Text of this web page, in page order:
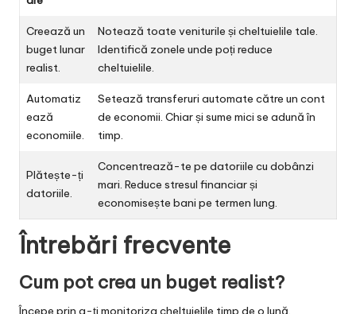
Creează un
buget lunar
realist.
Notează toate veniturile și cheltuielile tale.
Identifică zonele unde poți reduce
cheltuielile.
Automatiz
ează
economiile.
Setează transferuri automate către un cont
de economii. Chiar și sume mici se adună în
timp.
Plătește-ți
datoriile.
Concentrează-te pe datoriile cu dobânzi
mari. Reduce stresul financiar și
economisește bani pe termen lung.
Întrebări frecvente
Cum pot crea un buget realist?
Începe prin a-ți monitoriza cheltuielile timp de o lună.